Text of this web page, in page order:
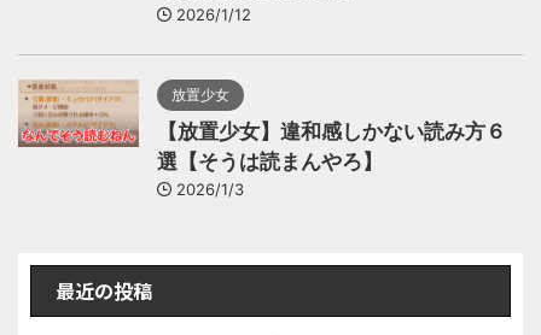
2026/1/12
放置少女
【放置少女】違和感しかない読み方６
選【そうは読まんやろ】
2026/1/3
最近の投稿